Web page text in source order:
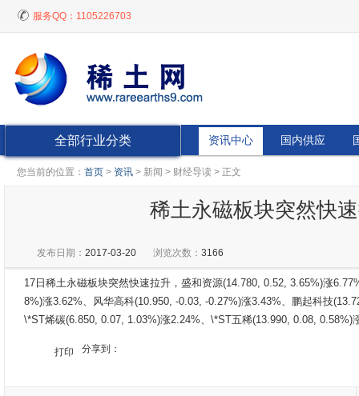
服务QQ： 1105226703
资讯中心 国内供应
全部行业分类
您当前的位置： 首页 > 资讯 > 新闻 > 财经导读 > 正文
稀土永磁板块突然快
发布日期： 2017-03-20 浏览次数： 3166
17日稀土永磁板块突然快速拉升，盛和资源(14.780, 0.52, 3.65%)涨
8%)涨3.62%、风华高科(10.950, -0.03, -0.27%)涨3.43%、鹏起科技
\*ST烯碳(6.850, 0.07, 1.03%)涨2.24%、\*ST五稀(13.990, 0.08, 0.58%)
打印 分享到：